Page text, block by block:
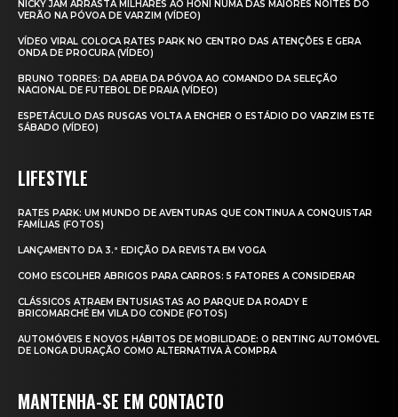
NICKY JAM ARRASTA MILHARES AO HONI NUMA DAS MAIORES NOITES DO
VERÃO NA PÓVOA DE VARZIM (VÍDEO)
VÍDEO VIRAL COLOCA RATES PARK NO CENTRO DAS ATENÇÕES E GERA
ONDA DE PROCURA (VÍDEO)
BRUNO TORRES: DA AREIA DA PÓVOA AO COMANDO DA SELEÇÃO
NACIONAL DE FUTEBOL DE PRAIA (VÍDEO)
ESPETÁCULO DAS RUSGAS VOLTA A ENCHER O ESTÁDIO DO VARZIM ESTE
SÁBADO (VÍDEO)
LIFESTYLE
RATES PARK: UM MUNDO DE AVENTURAS QUE CONTINUA A CONQUISTAR
FAMÍLIAS (FOTOS)
LANÇAMENTO DA 3.ª EDIÇÃO DA REVISTA EM VOGA
COMO ESCOLHER ABRIGOS PARA CARROS: 5 FATORES A CONSIDERAR
CLÁSSICOS ATRAEM ENTUSIASTAS AO PARQUE DA ROADY E
BRICOMARCHÉ EM VILA DO CONDE (FOTOS)
AUTOMÓVEIS E NOVOS HÁBITOS DE MOBILIDADE: O RENTING AUTOMÓVEL
DE LONGA DURAÇÃO COMO ALTERNATIVA À COMPRA
MANTENHA-SE EM CONTACTO